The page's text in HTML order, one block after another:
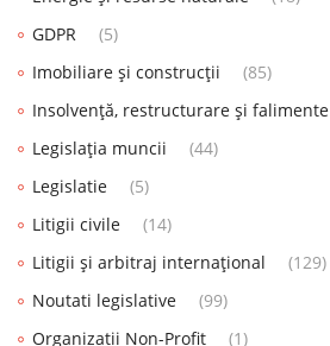
GDPR
(5)
Imobiliare și construcții
(85)
Insolvență, restructurare și falimente
Legislația muncii
(44)
Legislatie
(5)
Litigii civile
(14)
Litigii și arbitraj internațional
(129)
Noutati legislative
(99)
Organizatii Non-Profit
(1)